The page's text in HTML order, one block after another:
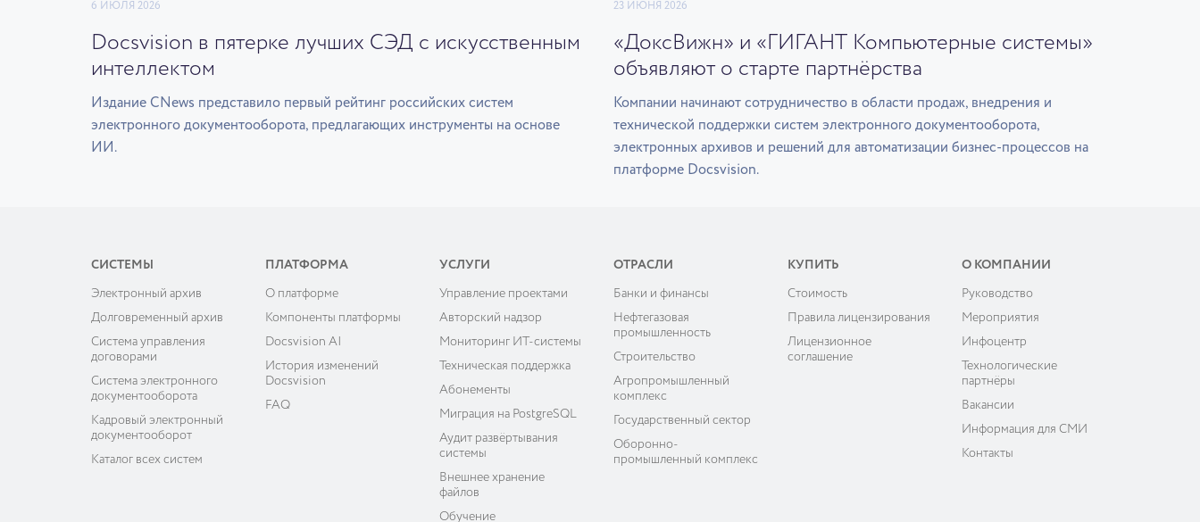
6 ИЮЛЯ 2026
Docsvision в пятерке лучших СЭД с искусственным
интеллектом
Издание CNews представило первый рейтинг российских систем
электронного документооборота, предлагающих инструменты на основе
ИИ.
23 ИЮНЯ 2026
«ДоксВижн» и «ГИГАНТ Компьютерные системы»
объявляют о старте партнёрства
Компании начинают сотрудничество в области продаж, внедрения и
технической поддержки систем электронного документооборота,
электронных архивов и решений для автоматизации бизнес-процессов на
платформе Docsvision.
СИСТЕМЫ
Электронный архив
Долговременный архив
Система управления
договорами
Система электронного
документооборота
Кадровый электронный
документооборот
Каталог всех систем
ПЛАТФОРМА
О платформе
Компоненты платформы
Docsvision AI
История изменений
Docsvision
FAQ
УСЛУГИ
Управление проектами
Авторский надзор
Мониторинг ИТ-системы
Техническая поддержка
Абонементы
Миграция на PostgreSQL
Аудит развёртывания
системы
Внешнее хранение
файлов
Обучение
ОТРАСЛИ
Банки и финансы
Нефтегазовая
промышленность
Строительство
Агропромышленный
комплекс
Государственный сектор
Оборонно-
промышленный комплекс
КУПИТЬ
Cтоимость
Правила лицензирования
Лицензионное
соглашение
О КОМПАНИИ
Руководство
Мероприятия
Инфоцентр
Технологические
партнёры
Вакансии
Информация для СМИ
Контакты